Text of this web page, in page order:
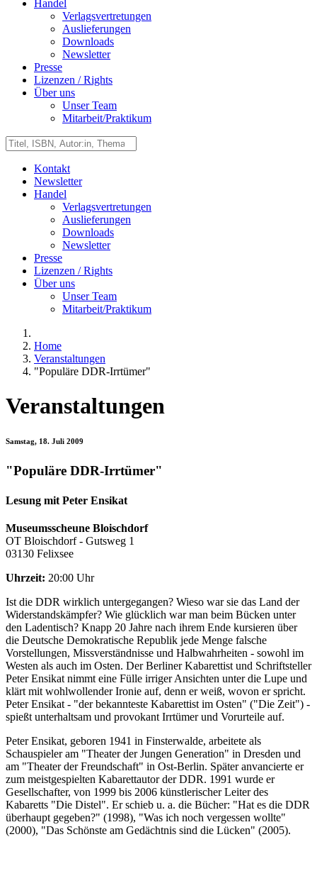
Handel
Verlagsvertretungen
Auslieferungen
Downloads
Newsletter
Presse
Lizenzen / Rights
Über uns
Unser Team
Mitarbeit/Praktikum
Kontakt
Newsletter
Handel
Verlagsvertretungen
Auslieferungen
Downloads
Newsletter
Presse
Lizenzen / Rights
Über uns
Unser Team
Mitarbeit/Praktikum
Home
Veranstaltungen
"Populäre DDR-Irrtümer"
Veranstaltungen
Samstag, 18. Juli 2009
"Populäre DDR-Irrtümer"
Lesung mit Peter Ensikat
Museumsscheune Bloischdorf
OT Bloischdorf - Gutsweg 1
03130 Felixsee
Uhrzeit: 20:00 Uhr
Ist die DDR wirklich untergegangen? Wieso war sie das Land der
Widerstandskämpfer? Wie glücklich war man beim Bücken unter
den Ladentisch? Knapp 20 Jahre nach ihrem Ende kursieren über
die Deutsche Demokratische Republik jede Menge falsche
Vorstellungen, Missverständnisse und Halbwahrheiten - sowohl im
Westen als auch im Osten. Der Berliner Kabarettist und Schriftsteller
Peter Ensikat nimmt eine Fülle irriger Ansichten unter die Lupe und
klärt mit wohlwollender Ironie auf, denn er weiß, wovon er spricht.
Peter Ensikat - "der bekannteste Kabarettist im Osten" ("Die Zeit") -
spießt unterhaltsam und provokant Irrtümer und Vorurteile auf.
Peter Ensikat, geboren 1941 in Finsterwalde, arbeitete als
Schauspieler am "Theater der Jungen Generation" in Dresden und
am "Theater der Freundschaft" in Ost-Berlin. Später anvancierte er
zum meistgespielten Kabarettautor der DDR. 1991 wurde er
Gesellschafter, von 1999 bis 2006 künstlerischer Leiter des
Kabaretts "Die Distel". Er schieb u. a. die Bücher: "Hat es die DDR
überhaupt gegeben?" (1998), "Was ich noch vergessen wollte"
(2000), "Das Schönste am Gedächtnis sind die Lücken" (2005).